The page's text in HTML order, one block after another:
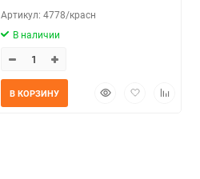
Артикул: 4778/красн
В наличии
БыстрыйДобавитьДобавить
В КОРЗИНУ